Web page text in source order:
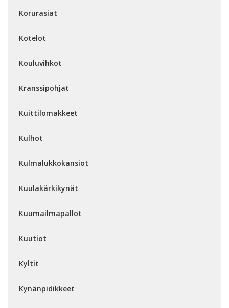
Korurasiat
Kotelot
Kouluvihkot
Kranssipohjat
Kuittilomakkeet
Kulhot
Kulmalukkokansiot
Kuulakärkikynät
Kuumailmapallot
Kuutiot
Kyltit
Kynänpidikkeet